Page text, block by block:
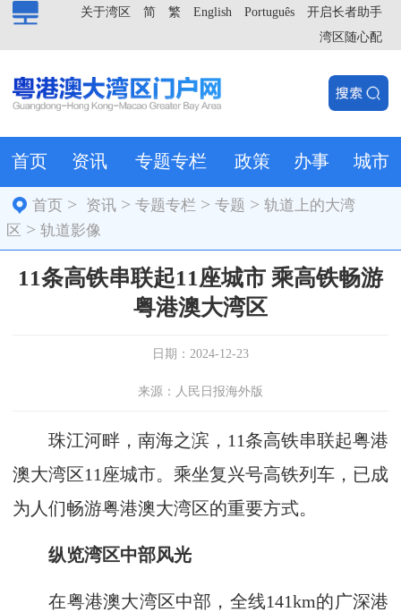
开启长者助手
Português
English
繁
简
关于湾区
湾区随心配
首页 资讯 专题专栏 政策 办事 城市
首页 > 资讯 >专题专栏 >专题 >轨道上的大湾
区 > 轨道影像
11条高铁串联起11座城市 乘高铁畅游
粤港澳大湾区
日期：2024-12-23
来源：人民日报海外版
珠江河畔，南海之滨，11条高铁串联起粤港
澳大湾区11座城市。乘坐复兴号高铁列车，已成
为人们畅游粤港澳大湾区的重要方式。
纵览湾区中部风光
在粤港澳大湾区中部，全线141km的广深港